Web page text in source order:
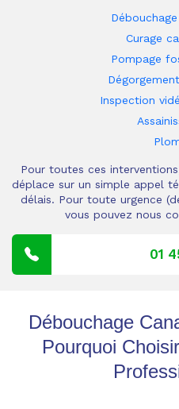
Curage
Pompage
Inspection
Pour toutes ces
déplace sur un simple appel
délais. Pour toute urgence
vous pouvez nous
01
Débouchage
Pourquoi